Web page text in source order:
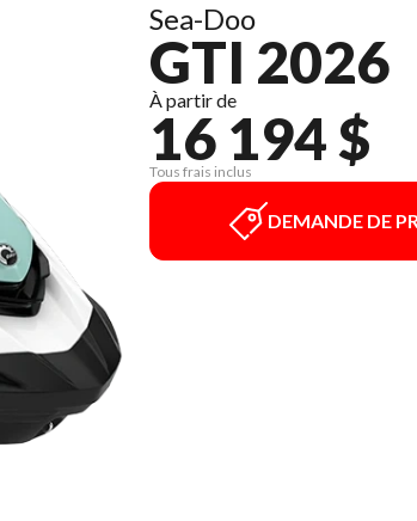
Sea-Doo
GTI 2026
À partir de
16 194 $
Tous frais inclus
DEMANDE DE